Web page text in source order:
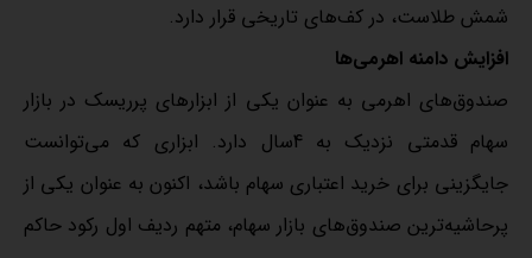
شمش طلاست، در کف‌‌های تاریخی قرار دارد.
افزایش دامنه اهرمی‌‌ها
صندوق‌‌های اهرمی به عنوان یکی از ابزارهای پرریسک در بازار
سهام قدمتی نزدیک به 4سال دارد. ابزاری که می‌‌توانست
جایگزینی برای خرید اعتباری سهام باشد، اکنون به عنوان یکی از
پرحاشیه‌‌ترین صندوق‌‌های بازار سهام، متهم ردیف اول رکود حاکم